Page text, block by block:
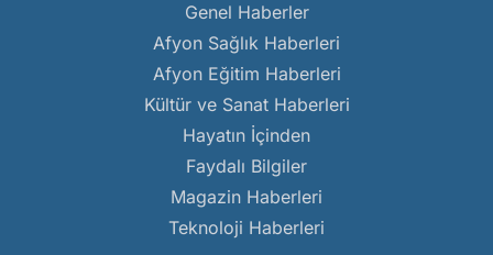
Genel Haberler
Afyon Sağlık Haberleri
Afyon Eğitim Haberleri
Kültür ve Sanat Haberleri
Hayatın İçinden
Faydalı Bilgiler
Magazin Haberleri
Teknoloji Haberleri